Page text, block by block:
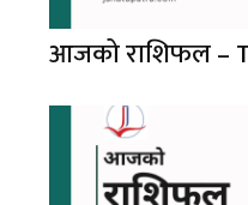
आजको राशिफल –